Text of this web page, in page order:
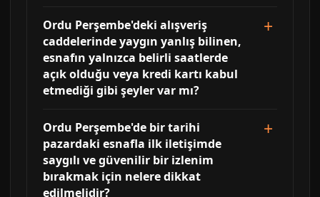
Ordu Perşembe'deki alışveriş
caddelerinde yaygın yanlış bilinen,
esnafın yalnızca belirli saatlerde
açık olduğu veya kredi kartı kabul
etmediği gibi şeyler var mı?
Ordu Perşembe'de bir tarihi
pazardaki esnafla ilk iletişimde
saygılı ve güvenilir bir izlenim
bırakmak için nelere dikkat
edilmelidir?